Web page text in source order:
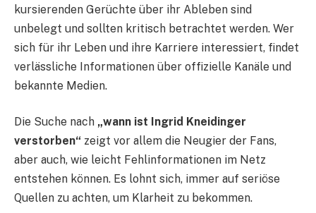
kursierenden Gerüchte über ihr Ableben sind
unbelegt und sollten kritisch betrachtet werden. Wer
sich für ihr Leben und ihre Karriere interessiert, findet
verlässliche Informationen über offizielle Kanäle und
bekannte Medien.
Die Suche nach „wann ist Ingrid Kneidinger
verstorben“ zeigt vor allem die Neugier der Fans,
aber auch, wie leicht Fehlinformationen im Netz
entstehen können. Es lohnt sich, immer auf seriöse
Quellen zu achten, um Klarheit zu bekommen.